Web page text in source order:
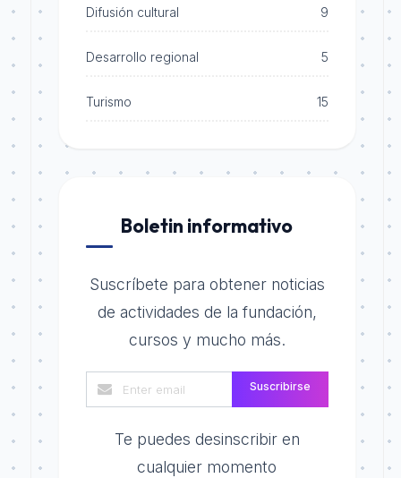
Difusión cultural 9
Desarrollo regional 5
Turismo 15
Boletin informativo
Suscríbete para obtener noticias
de actividades de la fundación,
cursos y mucho más.
Suscribirse
Te puedes desinscribir en
cualquier momento